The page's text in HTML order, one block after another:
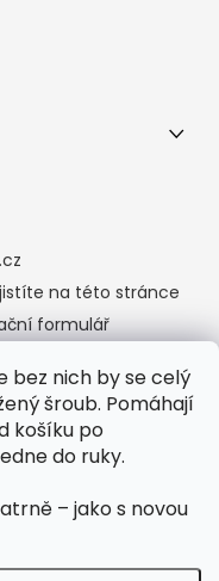
bez nich by se celý
šroub. Pomáhají
košíku po
do ruky.
– jako s novou
na této stránce
formulář